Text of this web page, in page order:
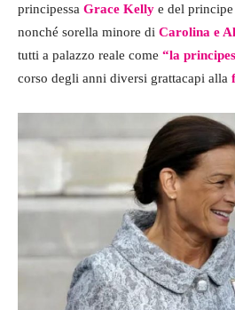
principessa Grace Kelly e del principe
nonché sorella minore di Carolina e
tutti a palazzo reale come “la
corso degli anni diversi grattacapi alla